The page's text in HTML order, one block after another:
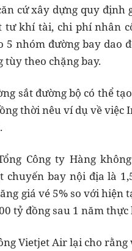
cứ xây dựng quy định
khí tài, chi phí nhân
nhóm đường bay dao
tùy theo chặng bay.
sắt đường bộ có thể
thời nêu ví dụ về việc
Công ty Hàng
bay nội địa là
giá vé 5% so với hiện
tỷ đồng sau 1 năm thực
Vietjet Air lại cho rằng